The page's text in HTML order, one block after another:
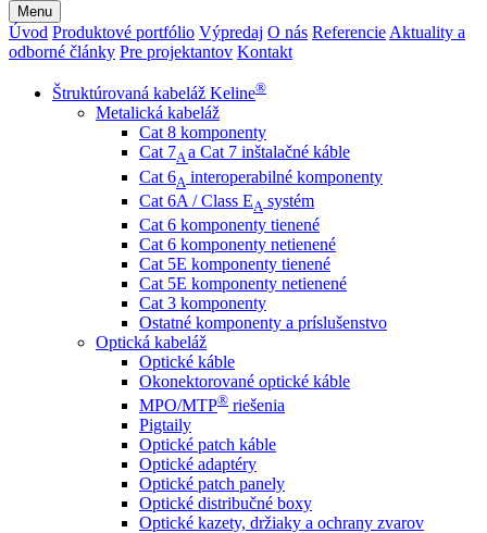
Menu
Úvod Produktové portfólio Výpredaj O nás Referencie Aktuality a
odborné články Pre projektantov Kontakt
Štruktúrovaná kabeláž Keline®
Metalická kabeláž
Cat 8 komponenty
Cat 7Aa Cat 7 inštalačné káble
Cat 6A interoperabilné komponenty
Cat 6A / Class EA systém
Cat 6 komponenty tienené
Cat 6 komponenty netienené
Cat 5E komponenty tienené
Cat 5E komponenty netienené
Cat 3 komponenty
Ostatné komponenty a príslušenstvo
Optická kabeláž
Optické káble
Okonektorované optické káble
MPO/MTP® ​ riešenia
Pigtaily
Optické patch káble
Optické adaptéry
Optické patch panely
Optické distribučné boxy
Optické kazety, držiaky a ochrany zvarov